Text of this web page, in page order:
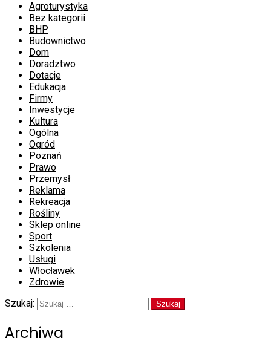
Agroturystyka
Bez kategorii
BHP
Budownictwo
Dom
Doradztwo
Dotacje
Edukacja
Firmy
Inwestycje
Kultura
Ogólna
Ogród
Poznań
Prawo
Przemysł
Reklama
Rekreacja
Rośliny
Sklep online
Sport
Szkolenia
Usługi
Włocławek
Zdrowie
Szukaj:
Archiwa